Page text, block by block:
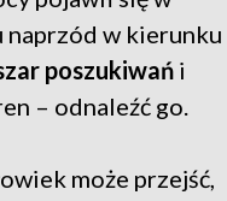
naprzód w kierunku
poszukiwań i
– odnaleźć go.
może przejść,